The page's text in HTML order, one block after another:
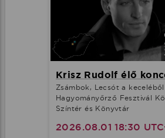
Krisz Rudolf élő
Zsámbok, Lecsót a keceléből
Hagyományőrző Fesztivál
Színtér és Könyvtár
2026.08.01 18:30